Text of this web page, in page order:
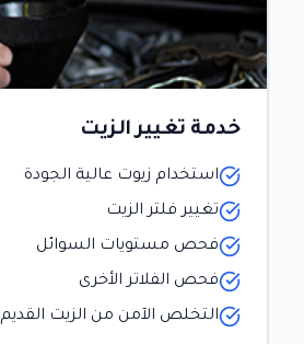
خدمة تغيير الزيت
استخدام زيوت عالية الجودة
تغيير فلتر الزيت
فحص مستويات السوائل
فحص الفلاتر الأخرى
التخلص الآمن من الزيت القديم